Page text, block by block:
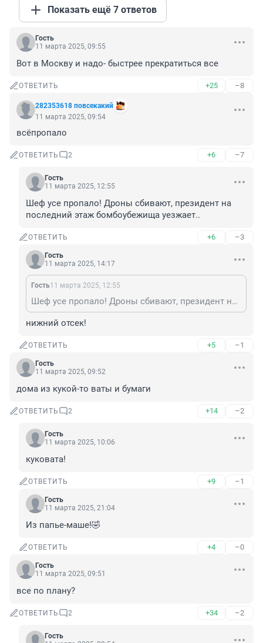
Показать ещё 7 ответов
Гость
11 марта 2025, 09:55
Вот в Москву и надо- быстрее прекратиться все
ОТВЕТИТЬ +25 –8
282353618 повсекакий
11 марта 2025, 09:54
всёпропало
ОТВЕТИТЬ 2 +6 –7
Гость
11 марта 2025, 12:55
Шеф усе пропало! Дроны сбивают, президент на
последний этаж бомбоубежища уезжает..
ОТВЕТИТЬ +6 –3
Гость
11 марта 2025, 14:17
Гость11 марта 2025, 12:55
Шеф усе пропало! Дроны сбивают, президент на последний этаж бомбоубежища уезжает..
нижний отсек!
ОТВЕТИТЬ +5 –1
Гость
11 марта 2025, 09:52
дома из кукой-то ваты и бумаги
ОТВЕТИТЬ 2 +14 –2
Гость
11 марта 2025, 10:06
куковата!
ОТВЕТИТЬ +9 –1
Гость
11 марта 2025, 21:04
Из папье-маше!🤣
ОТВЕТИТЬ +4 –0
Гость
11 марта 2025, 09:51
все по плану?
ОТВЕТИТЬ 2 +34 –2
Гость